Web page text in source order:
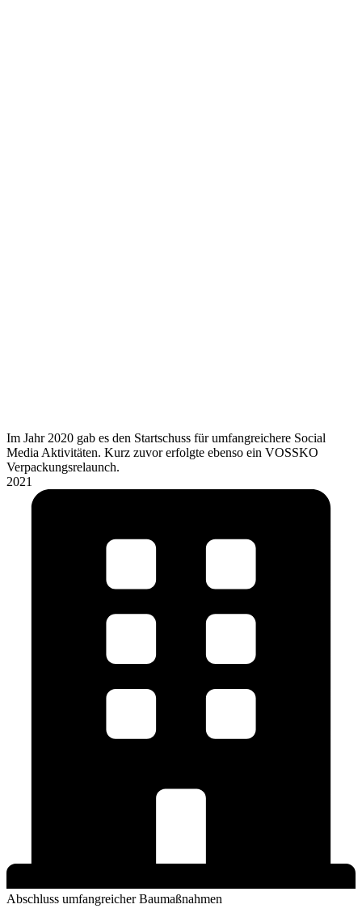
Im Jahr 2020 gab es den Startschuss für umfangreichere Social
Media Aktivitäten. Kurz zuvor erfolgte ebenso ein VOSSKO
Verpackungsrelaunch.
2021
Abschluss umfangreicher Baumaßnahmen